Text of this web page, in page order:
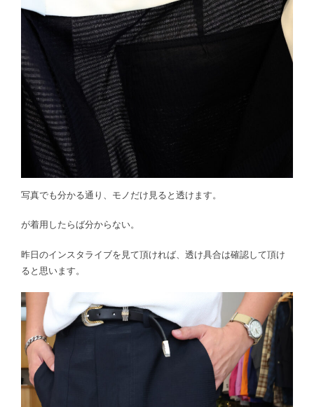
写真でも分かる通り、モノだけ見ると透けます。
が着用したらば分からない。
昨日のインスタライブを見て頂ければ、透け具合は確認して頂け
ると思います。